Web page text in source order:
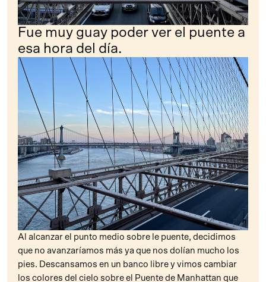
Fue muy guay poder ver el puente a
esa hora del día.
Al alcanzar el punto medio sobre le puente, decidimos
que no avanzaríamos más ya que nos dolían mucho los
pies. Descansamos en un banco libre y vimos cambiar
los colores del cielo sobre el Puente de Manhattan que